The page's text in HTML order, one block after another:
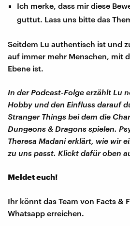
Ich merke, dass mir diese
guttut. Lass uns bitte das
Seitdem Lu authentisch ist und
auf immer mehr Menschen, mit
Ebene ist.
In der Podcast-Folge erzählt Lu
Hobby und den Einfluss darauf
Stranger Things bei dem die
Dungeons & Dragons spielen.
Theresa Madani erklärt, wie wir
zu uns passt. Klickt dafür oben
Meldet euch!
Ihr könnt das Team von Facts &
Whatsapp erreichen.